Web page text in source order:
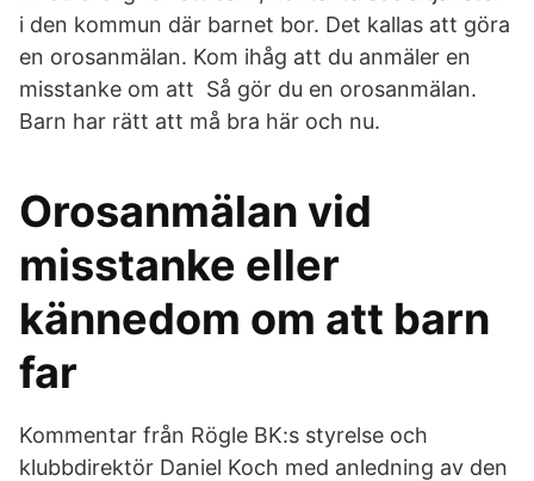
i den kommun där barnet bor. Det kallas att göra
en orosanmälan. Kom ihåg att du anmäler en
misstanke om att Så gör du en orosanmälan.
Barn har rätt att må bra här och nu.
Orosanmälan vid
misstanke eller
kännedom om att barn
far
Kommentar från Rögle BK:s styrelse och
klubbdirektör Daniel Koch med anledning av den